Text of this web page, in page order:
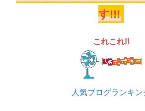
す!!!
これこれ!!
人気ブログランキン